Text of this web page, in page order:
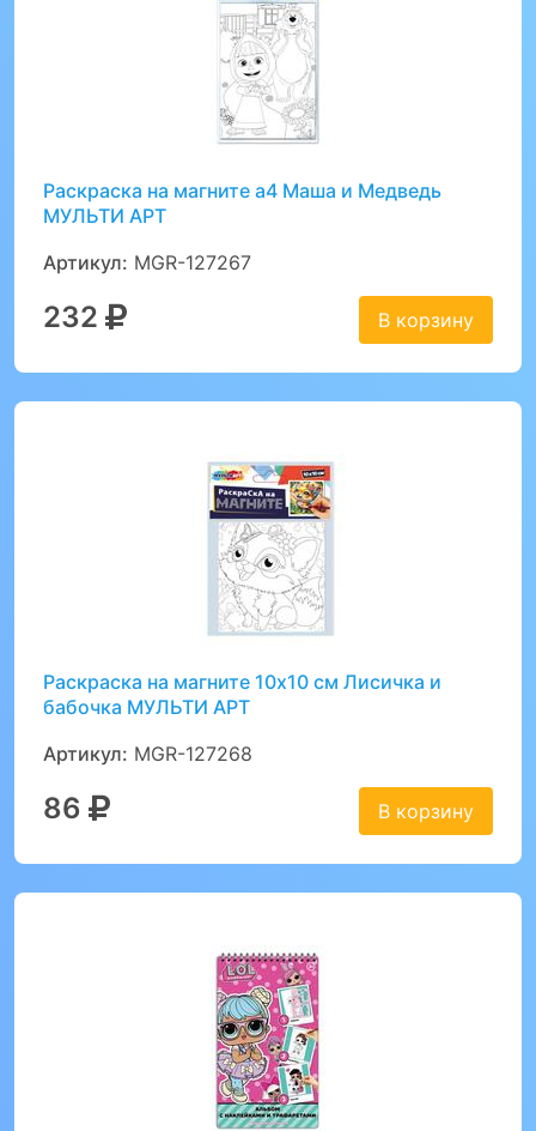
Раскраска на магните а4 Маша и Медведь
МУЛЬТИ АРТ
Артикул: MGR-127267
232 В корзину
Раскраска на магните 10х10 см Лисичка и
бабочка МУЛЬТИ АРТ
Артикул: MGR-127268
86 В корзину